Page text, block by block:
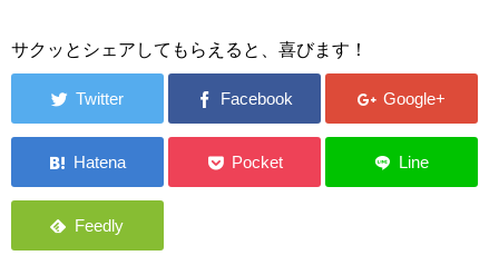
サクッとシェアしてもらえると、喜びます！